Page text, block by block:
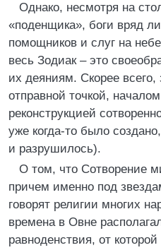
Однако, несмотря на
«поденщика», боги вряд
помощников и слуг на
весь Зодиак – это
их деяниям. Скорее всего,
отправной точкой,
реконструкцией
уже когда-то было
и разрушилось).
О том, что Сотворение
причем именно под
говорят религии многих
времена в Овне
равноденствия, от